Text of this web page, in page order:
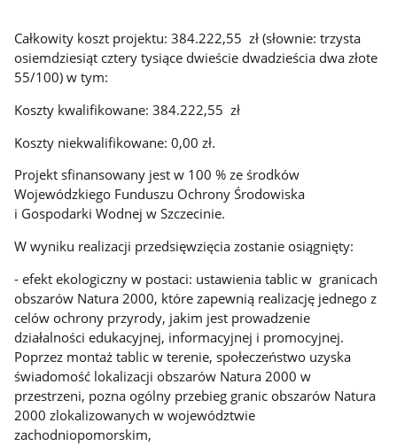
Całkowity koszt projektu: 384.222,55 zł (słownie: trzysta
osiemdziesiąt cztery tysiące dwieście dwadzieścia dwa złote
55/100) w tym:
Koszty kwalifikowane: 384.222,55 zł
Koszty niekwalifikowane: 0,00 zł.
Projekt sfinansowany jest w 100 % ze środków
Wojewódzkiego Funduszu Ochrony Środowiska
i Gospodarki Wodnej w Szczecinie.
W wyniku realizacji przedsięwzięcia zostanie osiągnięty:
- efekt ekologiczny w postaci: ustawienia tablic w granicach
obszarów Natura 2000, które zapewnią realizację jednego z
celów ochrony przyrody, jakim jest prowadzenie
działalności edukacyjnej, informacyjnej i promocyjnej.
Poprzez montaż tablic w terenie, społeczeństwo uzyska
świadomość lokalizacji obszarów Natura 2000 w
przestrzeni, pozna ogólny przebieg granic obszarów Natura
2000 zlokalizowanych w województwie
zachodniopomorskim,